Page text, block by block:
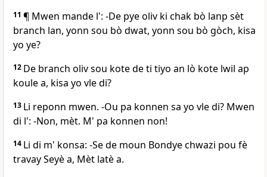
11 ¶ Mwen mande l': -De pye oliv ki chak bò lanp sèt
branch lan, yonn sou bò dwat, yonn sou bò gòch, kisa
yo ye?
12 De branch oliv sou kote de ti tiyo an lò kote lwil ap
koule a, kisa yo vle di?
13 Li reponn mwen. -Ou pa konnen sa yo vle di? Mwen
di l': -Non, mèt. M' pa konnen non!
14 Li di m' konsa: -Se de moun Bondye chwazi pou fè
travay Seyè a, Mèt latè a.